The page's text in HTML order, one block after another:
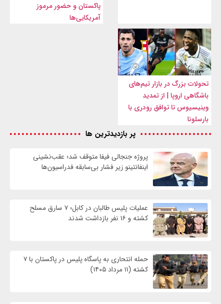
پاکستان و حضور مرموز
آمریکایی‌ها
تحولات بزرگ در بازار تیم‌های
باشگاهی اروپا | از تمدید
وینیسیوس تا توافق رودری با
بارسلونا
پر بازدیدترین ها
پروژه جنجالی فیفا متوقف شد؛ عقب‌نشینی
اینفانتینو زیر فشار بی‌سابقه فدراسیون‌ها
عملیات پلیس طالبان در کابل؛ ۷ سارق مسلح
کشته و ۱۶ نفر بازداشت شدند
حمله انتحاری به پاسگاه پلیس در پاکستان با ۷
کشته (۱۱ مرداد ۱۴۰۵)